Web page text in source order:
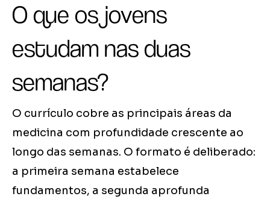
O que os jovens
estudam nas duas
semanas?
O currículo cobre as principais áreas da
medicina com profundidade crescente ao
longo das semanas. O formato é deliberado:
a primeira semana estabelece
fundamentos, a segunda aprofunda